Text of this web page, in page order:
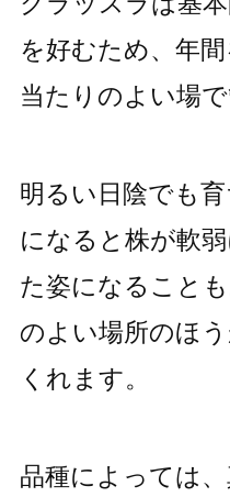
を好むため、年
当たりのよい場で
明るい日陰でも
になると株が軟
た姿になること
のよい場所のほ
くれます。
品種によっては